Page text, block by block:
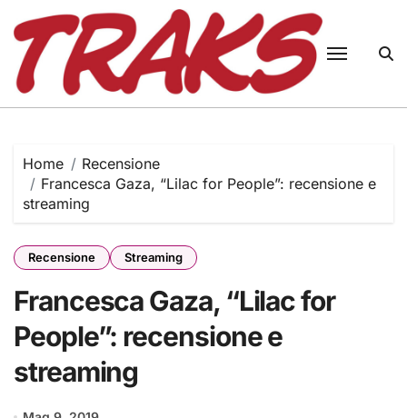
content
Home
Recensione
Francesca Gaza, “Lilac for People”: recensione e
streaming
Recensione Streaming
Francesca Gaza, “Lilac for
People”: recensione e
streaming